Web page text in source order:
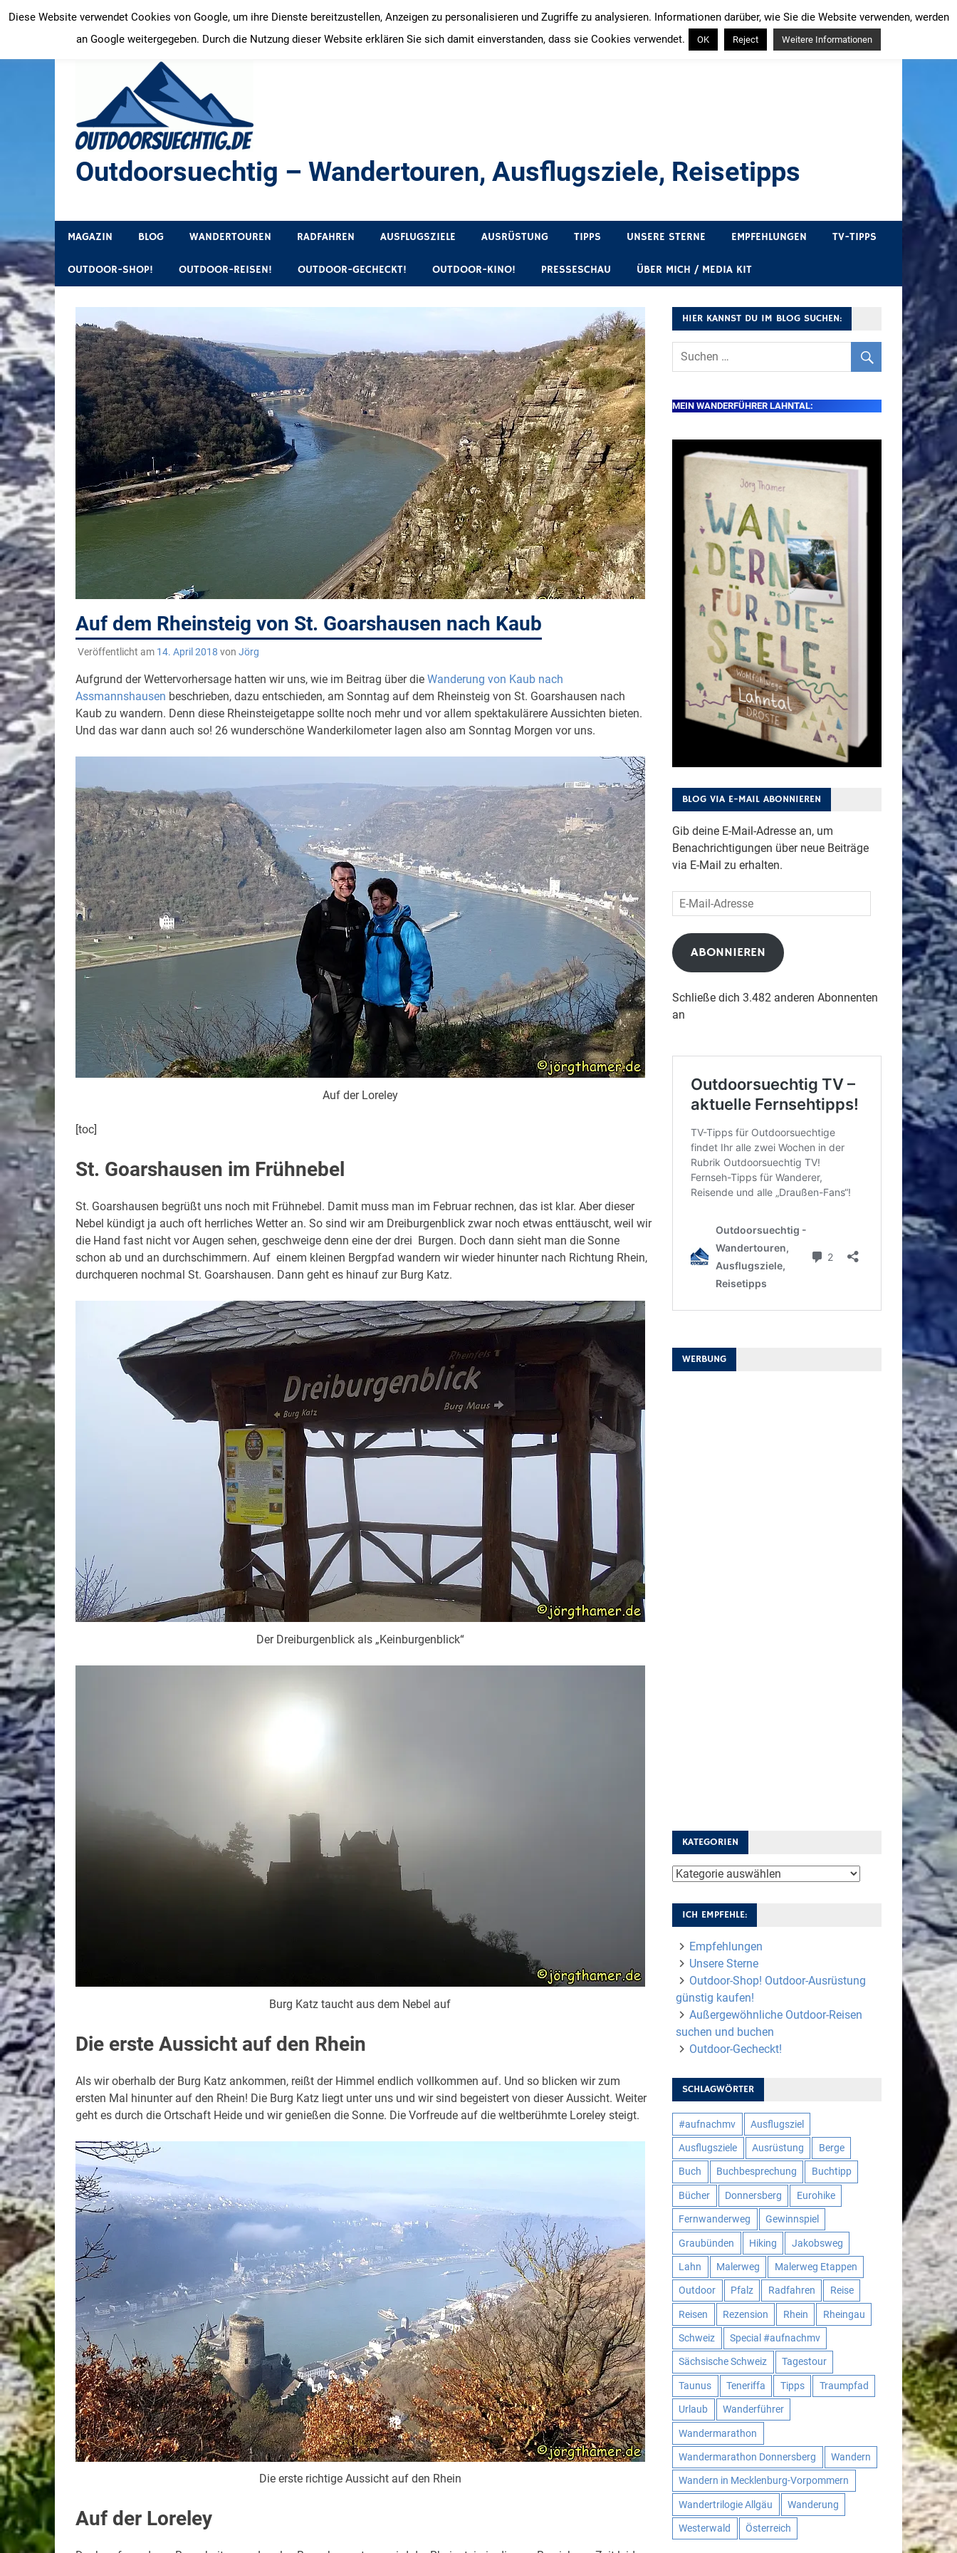
Inhalt
springen
Outdoorsuechtig – Wandertouren, Ausflugsziele, Reisetipps
MAGAZIN BLOG WANDERTOUREN RADFAHREN AUSFLUGSZIELE AUSRÜSTUNG TIPPS UNSERE STERNE EMPFEHLUNGEN TV-TIPPS
OUTDOOR-SHOP! OUTDOOR-REISEN! OUTDOOR-GECHECKT! OUTDOOR-KINO! PRESSESCHAU ÜBER MICH / MEDIA KIT
Auf dem Rheinsteig von St. Goarshausen nach Kaub
Veröffentlicht am 14. April 2018 von Jörg
Aufgrund der Wettervorhersage hatten wir uns, wie im Beitrag über die Wanderung von Kaub nach
Assmannshausen beschrieben, dazu entschieden, am Sonntag auf dem Rheinsteig von St. Goarshausen nach
Kaub zu wandern. Denn diese Rheinsteigetappe sollte noch mehr und vor allem spektakulärere Aussichten bieten.
Und das war dann auch so! 26 wunderschöne Wanderkilometer lagen also am Sonntag Morgen vor uns.
Auf der Loreley
[toc]
St. Goarshausen im Frühnebel
St. Goarshausen begrüßt uns noch mit Frühnebel. Damit muss man im Februar rechnen, das ist klar. Aber dieser
Nebel kündigt ja auch oft herrliches Wetter an. So sind wir am Dreiburgenblick zwar noch etwas enttäuscht, weil wir
die Hand fast nicht vor Augen sehen, geschweige denn eine der drei Burgen. Doch dann sieht man die Sonne
schon ab und an durchschimmern. Auf einem kleinen Bergpfad wandern wir wieder hinunter nach Richtung Rhein,
durchqueren nochmal St. Goarshausen. Dann geht es hinauf zur Burg Katz.
Der Dreiburgenblick als „Keinburgenblick“
Burg Katz taucht aus dem Nebel auf
Die erste Aussicht auf den Rhein
Als wir oberhalb der Burg Katz ankommen, reißt der Himmel endlich vollkommen auf. Und so blicken wir zum
ersten Mal hinunter auf den Rhein! Die Burg Katz liegt unter uns und wir sind begeistert von dieser Aussicht. Weiter
geht es durch die Ortschaft Heide und wir genießen die Sonne. Die Vorfreude auf die weltberühmte Loreley steigt.
Die erste richtige Aussicht auf den Rhein
Auf der Loreley
HIER KANNST DU IM BLOG SUCHEN:
MEIN WANDERFÜHRER LAHNTAL:
BLOG VIA E-MAIL ABONNIEREN
Gib deine E-Mail-Adresse an, um
Benachrichtigungen über neue Beiträge
via E-Mail zu erhalten.
E-
Mail-
Adresse
ABONNIEREN
Schließe dich 3.482 anderen Abonnenten
an
WERBUNG
KATEGORIEN
Kategorien
ICH EMPFEHLE:
Empfehlungen
Unsere Sterne
Outdoor-Shop! Outdoor-Ausrüstung
günstig kaufen!
Außergewöhnliche Outdoor-Reisen
suchen und buchen
Outdoor-Gecheckt!
SCHLAGWÖRTER
#aufnachmv Ausflugsziel
Ausflugsziele Ausrüstung Berge
Buch Buchbesprechung Buchtipp
Bücher Donnersberg Eurohike
Fernwanderweg Gewinnspiel
Graubünden Hiking Jakobsweg
Lahn Malerweg Malerweg Etappen
Outdoor Pfalz Radfahren Reise
Reisen Rezension Rhein Rheingau
Schweiz Special #aufnachmv
Sächsische Schweiz Tagestour
Taunus Teneriffa Tipps Traumpfad
Urlaub Wanderführer
Wandermarathon
Wandermarathon Donnersberg Wandern
Wandern in Mecklenburg-Vorpommern
Wandertrilogie Allgäu Wanderung
Westerwald Österreich
Diese Website verwendet Cookies von Google, um ihre Dienste bereitzustellen, Anzeigen zu personalisieren und Zugriffe zu analysieren. Informationen darüber, wie Sie die Website verwenden, werden
an Google weitergegeben. Durch die Nutzung dieser Website erklären Sie sich damit einverstanden, dass sie Cookies verwendet.
OK Reject Weitere Informationen